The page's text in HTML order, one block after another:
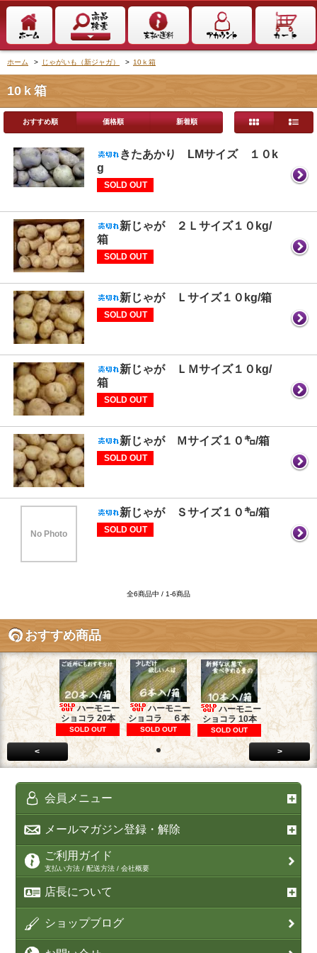
ホーム > じゃがいも（新ジャガ） > 10ｋ箱
10ｋ箱
おすすめ順 価格順 新着順
きたあかり LMサイズ １０k
g
SOLD OUT
新じゃが ２Ｌサイズ１０kg/
箱
SOLD OUT
新じゃが Ｌサイズ１０kg/箱
SOLD OUT
新じゃが ＬＭサイズ１０kg/
箱
SOLD OUT
新じゃが Ｍサイズ１０㌔/箱
SOLD OUT
No Photo
新じゃが Ｓサイズ１０㌔/箱
SOLD OUT
全6商品中 / 1-6商品
おすすめ商品
ハーモニー
ショコラ 20本
SOLD OUT
ハーモニー
ショコラ ６本
SOLD OUT
ハーモニー
ショコラ 10本
SOLD OUT
< >
会員メニュー
メールマガジン登録・解除
ご利用ガイド
支払い方法 / 配送方法 / 会社概要
店長について
ショップブログ